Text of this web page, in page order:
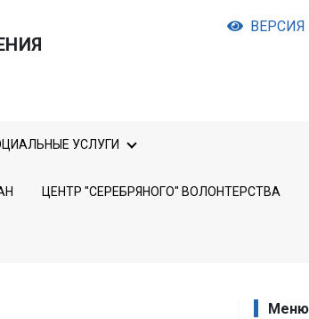
УСЛУГИ
ЦЕНТР "СЕРЕБРЯНОГО" ВОЛОНТЕРСТВА
Меню